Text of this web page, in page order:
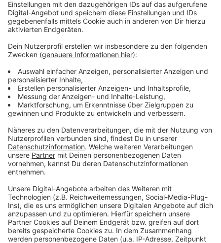
Die Wohnungen sind als Mietobjekte gedacht
Anzeige
„Wir wollen ein lebendiges Viertel, in dem Menschen
arbeiten und wohnen, einen sozialen Mix", sagt die
Projektentwicklerin gegenüber der Zeitung. Auf 70000
Quadratmetern soll sich deshalb auch Gewerbe
ansiedeln. Die Wohnungen sind in der Regel zur Miete
vorgesehen. Gerechnet wird mit Nettokaltmieten von
15 bis 17 Euro pro Quadratmeter. Damit liegen sie
deutlich über dem Duisburger Schnitt. Nächster
Schritt für das Quartier "Rheinort" ist die Auslegung
des Bebauungsplans - vermutlich Ende des Jahres.
Anzeige